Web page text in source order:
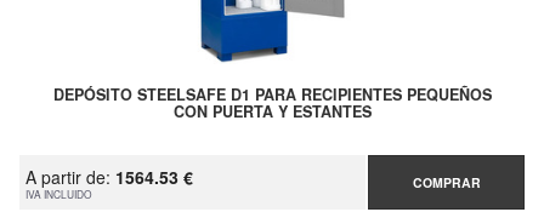
DEPÓSITO STEELSAFE D1 PARA RECIPIENTES PEQUEÑOS
CON PUERTA Y ESTANTES
A partir de: 1564.53 €
IVA INCLUIDO
COMPRAR